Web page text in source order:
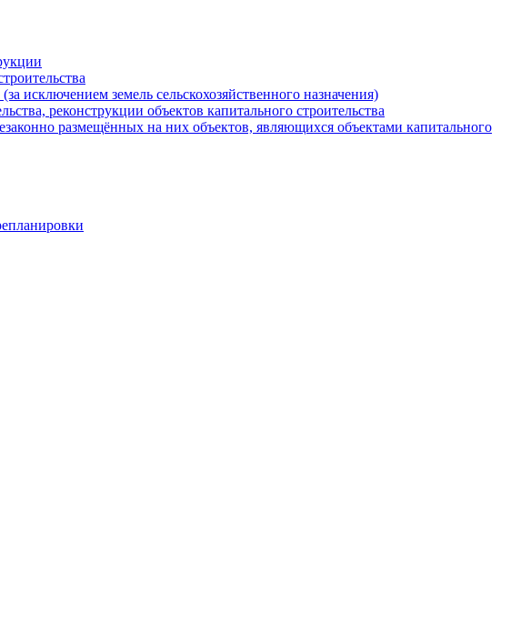
исключением земель сельскохозяйственного назначения)
реконструкции объектов капитального строительства
размещённых на них объектов, являющихся объектами капитального